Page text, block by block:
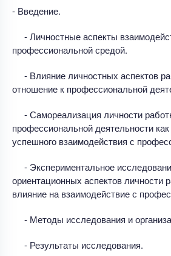
- Введение.
- Личностные аспекты
профессиональной средой.
- Влияние личностных аспектов
отношение к профессиональной
- Самореализация личности
профессиональной деятельности
успешного взаимодействия с
- Экспериментальное
ориентационных аспектов личности
влияние на взаимодействие с
- Методы исследования и
- Результаты исследования.